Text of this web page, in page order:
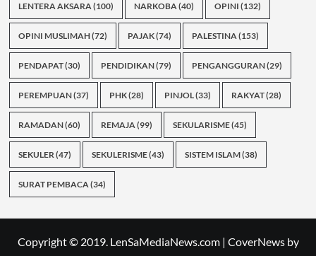
LENTERA AKSARA(100) NARKOBA(40) OPINI (132)
OPINI MUSLIMAH(72) PAJAK(74) PALESTINA(153)
PENDAPAT(30) PENDIDIKAN(79) PENGANGGURAN(29)
PEREMPUAN(37) PHK(28) PINJOL(33) RAKYAT(28)
RAMADAN(60) REMAJA(99) SEKULARISME(45)
SEKULER(47) SEKULERISME(43) SISTEM ISLAM(38)
SURAT PEMBACA(34)
Copyright © 2019. LenSaMediaNews.com | CoverNewsby